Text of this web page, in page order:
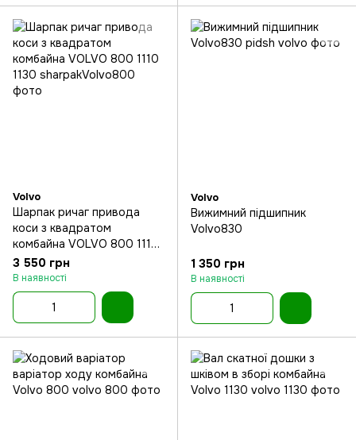
Volvo
Шарпак ричаг привода
коси з квадратом
комбайна VOLVO 800 1110
1130
3 550 грн
В наявності
Volvo
Вижимний підшипник
Volvo830
1 350 грн
В наявності